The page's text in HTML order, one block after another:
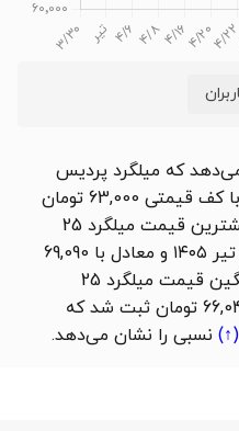
که میلگرد پردیس
سایز 25 در تاریخ ۲۱ تیر ۱۴۰۵ با کف قیمتی 63,000 تومان
معامله شده است. از طرفی بیشترین قیمت میلگرد 25
پردیس آذربایجان در تاریخ ۳۱ تیر ۱۴۰۵ و معادل با 69,090
تومان ثبت شد. همچنین میانگین قیمت میلگرد 25
سلفچگان در طول ماه حدود 66,045 تومان ثبت شد که
(↑) نسبی را نشان می‌دهد.